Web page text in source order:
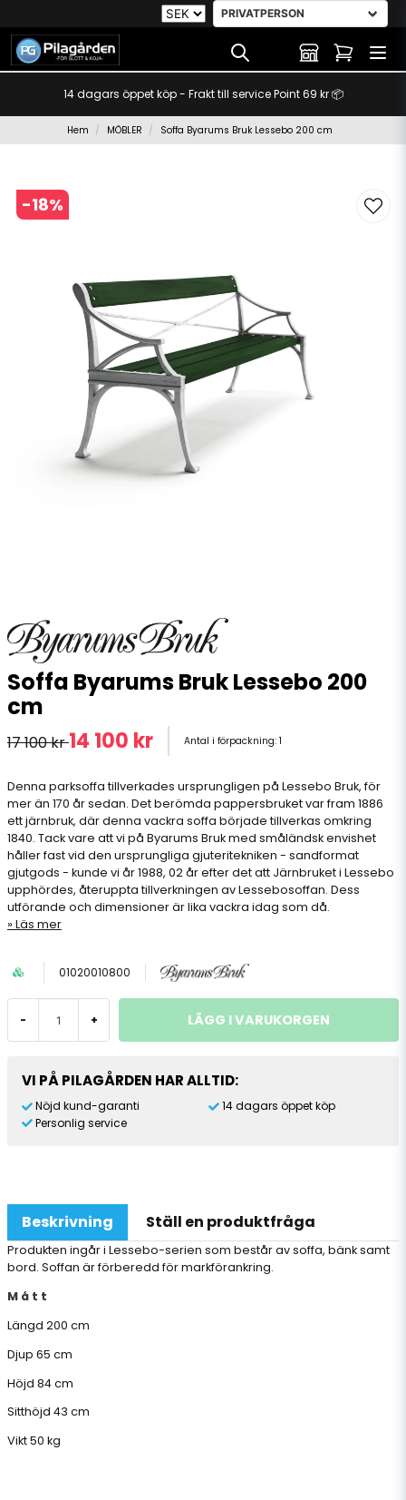
14 dagars öppet köp - Frakt till service Point 69 kr 📦
Hem MÖBLER Soffa Byarums Bruk Lessebo 200 cm
-18%
Soffa Byarums Bruk Lessebo 200
cm
17 100 kr14 100 kr Antal i förpackning: 1
Denna parksoffa tillverkades ursprungligen på Lessebo Bruk, för
mer än 170 år sedan. Det berömda pappersbruket var fram 1886
ett järnbruk, där denna vackra soffa började tillverkas omkring
1840. Tack vare att vi på Byarums Bruk med småländsk envishet
håller fast vid den ursprungliga gjuteritekniken - sandformat
gjutgods - kunde vi år 1988, 02 år efter det att Järnbruket i Lessebo
upphördes, återuppta tillverkningen av Lessebosoffan. Dess
utförande och dimensioner är lika vackra idag som då.
Läs mer
01020010800
- + LÄGG I VARUKORGEN
VI PÅ PILAGÅRDEN HAR ALLTID:
Nöjd kund-garanti
Personlig service
14 dagars öppet köp
Beskrivning Ställ en produktfråga
Produkten ingår i Lessebo-serien som består av soffa, bänk samt
bord. Soffan är förberedd för markförankring.
M å t t
Längd 200 cm
Djup 65 cm
Höjd 84 cm
Sitthöjd 43 cm
Vikt 50 kg